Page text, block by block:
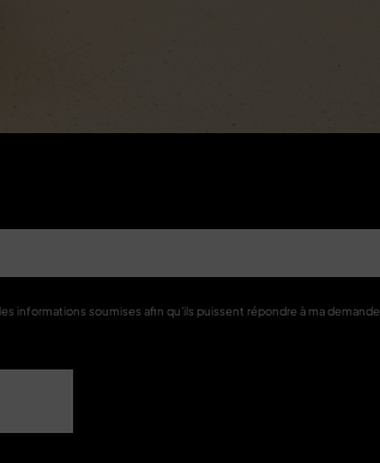
informations soumises afin qu'ils puissent répondre à ma demande.